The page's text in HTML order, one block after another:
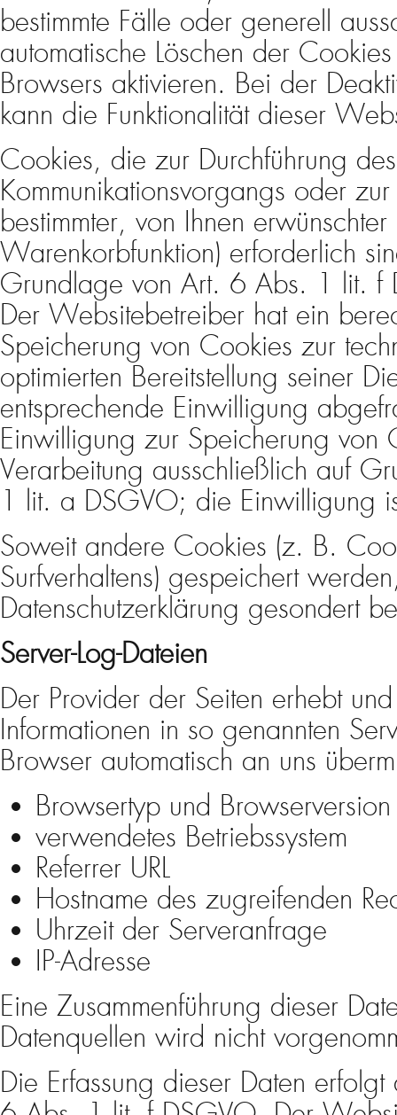
bestimmte Fälle oder generell
automatische Löschen der
Browsers aktivieren. Bei der
kann die Funktionalität dieser
Cookies, die zur Durchführung
Kommunikationsvorgangs oder
bestimmter, von Ihnen
Warenkorbfunktion) erforderlich
Grundlage von Art. 6 Abs. 1 lit. f
Der Websitebetreiber hat ein
Speicherung von Cookies zur
optimierten Bereitstellung seiner
entsprechende Einwilligung
Einwilligung zur Speicherung von
Verarbeitung ausschließlich auf
1 lit. a DSGVO; die Einwilligung
Soweit andere Cookies (z. B.
Surfverhaltens) gespeichert
Datenschutzerklärung gesondert
Server-Log-Dateien
Der Provider der Seiten erhebt
Informationen in so genannten
Browser automatisch an uns
Browsertyp und Browserversion
verwendetes Betriebssystem
Referrer URL
Hostname des zugreifenden
Uhrzeit der Serveranfrage
IP-Adresse
Eine Zusammenführung dieser
Datenquellen wird nicht
Die Erfassung dieser Daten